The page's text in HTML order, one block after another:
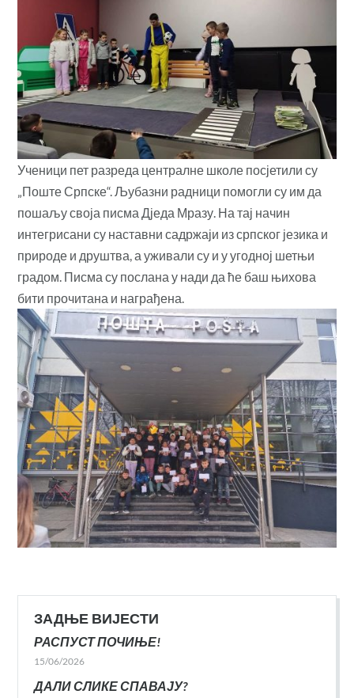
Ученици пет разреда централне школе посјетили су
„Поште Српске“. Љубазни радници помогли су им да
пошаљу своја писма Дједа Мразу. На тај начин
интегрисани су наставни садржаји из српског језика и
природе и друштва, а уживали су и у угодној шетњи
градом. Писма су послана у нади да ће баш њихова
бити прочитана и награђена.
ЗАДЊЕ ВИЈЕСТИ
РАСПУСТ ПОЧИЊЕ!
15/06/2026
ДАЛИ СЛИКЕ СПАВАЈУ?